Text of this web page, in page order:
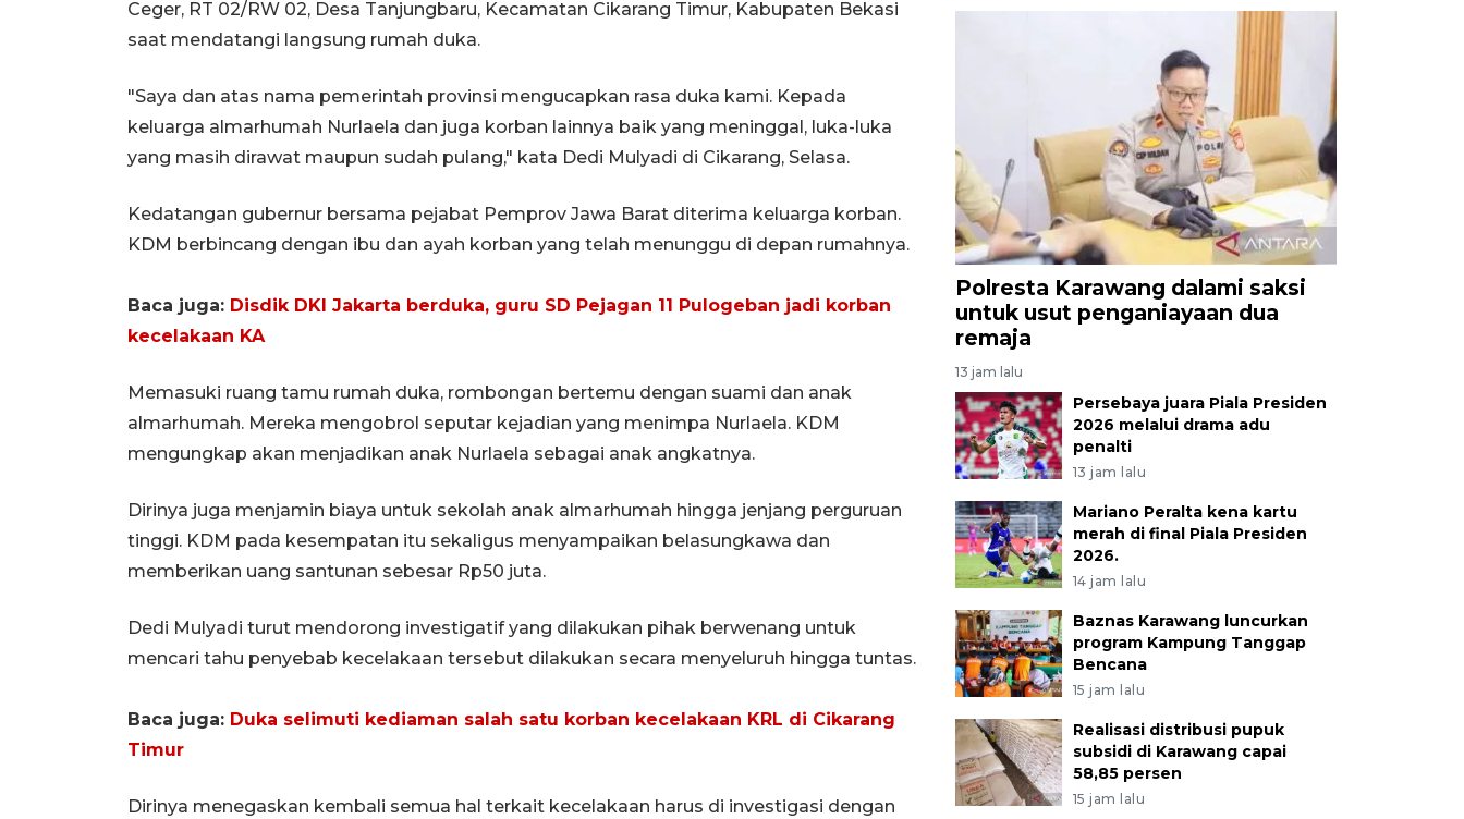
Ceger, RT 02/RW 02, Desa Tanjungbaru, Kecamatan Cikarang Timur, Kabupaten Bekasi
saat mendatangi langsung rumah duka.
"Saya dan atas nama pemerintah provinsi mengucapkan rasa duka kami. Kepada
keluarga almarhumah Nurlaela dan juga korban lainnya baik yang meninggal, luka-luka
yang masih dirawat maupun sudah pulang," kata Dedi Mulyadi di Cikarang, Selasa.
Kedatangan gubernur bersama pejabat Pemprov Jawa Barat diterima keluarga korban.
KDM berbincang dengan ibu dan ayah korban yang telah menunggu di depan rumahnya.
Baca juga: Disdik DKI Jakarta berduka, guru SD Pejagan 11 Pulogeban jadi korban
kecelakaan KA
Memasuki ruang tamu rumah duka, rombongan bertemu dengan suami dan anak
almarhumah. Mereka mengobrol seputar kejadian yang menimpa Nurlaela. KDM
mengungkap akan menjadikan anak Nurlaela sebagai anak angkatnya.
Dirinya juga menjamin biaya untuk sekolah anak almarhumah hingga jenjang perguruan
tinggi. KDM pada kesempatan itu sekaligus menyampaikan belasungkawa dan
memberikan uang santunan sebesar Rp50 juta.
Dedi Mulyadi turut mendorong investigatif yang dilakukan pihak berwenang untuk
mencari tahu penyebab kecelakaan tersebut dilakukan secara menyeluruh hingga tuntas.
Baca juga: Duka selimuti kediaman salah satu korban kecelakaan KRL di Cikarang
Timur
Dirinya menegaskan kembali semua hal terkait kecelakaan harus di investigasi dengan
Polresta Karawang dalami saksi
untuk usut penganiayaan dua
remaja
13 jam lalu
Persebaya juara Piala Presiden
2026 melalui drama adu
penalti
13 jam lalu
Mariano Peralta kena kartu
merah di final Piala Presiden
2026.
14 jam lalu
Baznas Karawang luncurkan
program Kampung Tanggap
Bencana
15 jam lalu
Realisasi distribusi pupuk
subsidi di Karawang capai
58,85 persen
15 jam lalu